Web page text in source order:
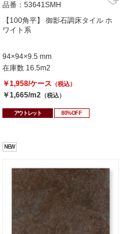
品番：53641SMH
【100角平】 御影石調床タイル ホ
ワイト系
94×94×9.5 mm
在庫数 16.5m2
￥1,958/ケース （税込）
￥1,665/m2 （税込）
アウトレット 80%OFF
NEW